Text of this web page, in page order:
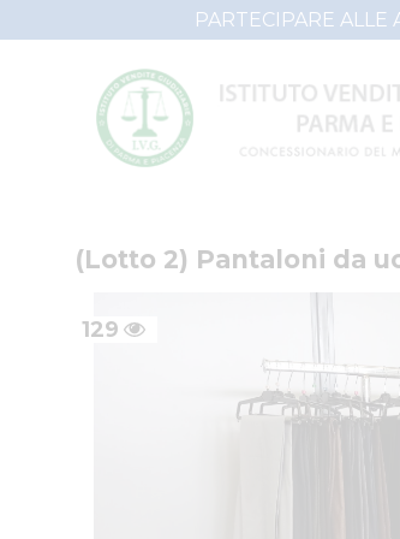
PARTECIPARE ALLE
(Lotto 2) Pantaloni da
129